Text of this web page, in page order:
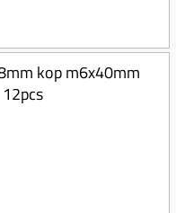
kop m6x40mm
12pcs